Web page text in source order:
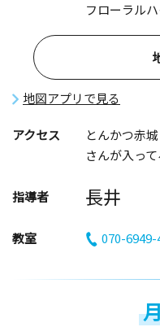
フローラル
地図アプリで見る
アクセス
とんかつ赤
さんが入っ
指導者 長井
教室 070-6949-